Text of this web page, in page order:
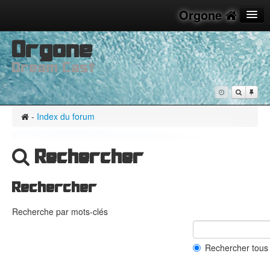
Orgone
FAQ
M’enregistrer
Connexion
Orgone
Dream Cast
- Index du forum
Rechercher
Rechercher
Recherche par mots-clés
Rechercher